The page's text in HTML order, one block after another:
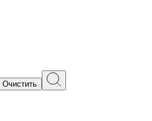
Очистить